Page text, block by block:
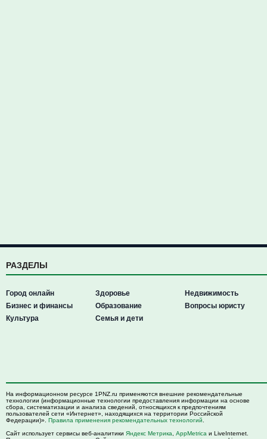
РАЗДЕЛЫ
Город онлайн
Бизнес и финансы
Культура
Здоровье
Образование
Семья и дети
Недвижимость
Вопросы юристу
На информационном ресурсе 1PNZ.ru применяются внешние рекомендательные
технологии (информационные технологии предоставления информации на основе
сбора, систематизации и анализа сведений, относящихся к предпочтениям
пользователей сети «Интернет», находящихся на территории Российской
Федерации)». Правила применения рекомендательных технологий
Сайт использует сервисы веб-аналитики Яндекс Метрика AppMetrica и LiveInternet.